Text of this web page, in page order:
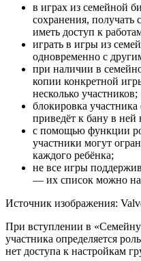
в играх из семейной
сохранения, получать
иметь доступ к
играть в игры из
одновременно с
при наличии в
копии конкретной
несколько участников;
блокировка
приведёт к бану в ней
с помощью функции
участники могут
каждого ребёнка;
не все игры
— их список можно
Источник изображения:
При вступлении в
участника определяется
нет доступа к настройкам